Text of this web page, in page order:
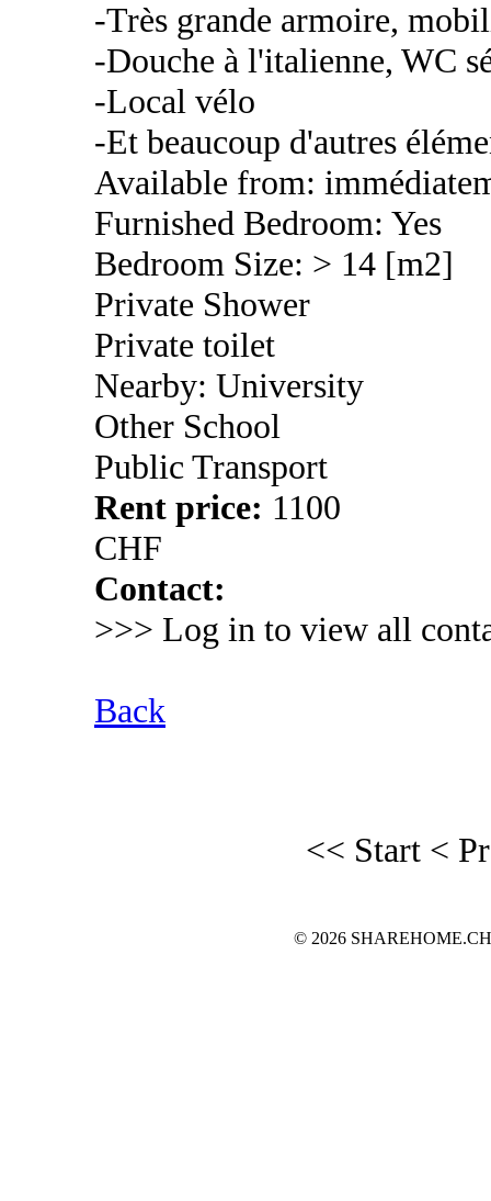
-Très grande armoire,
-Douche à l'italienne, WC
-Local vélo
-Et beaucoup d'autres
Available from:
Furnished Bedroom: Yes
Bedroom Size: > 14 [m2]
Private Shower
Private toilet
Nearby: University
Other School
Public Transport
Rent price: 1100
CHF
Contact:
>>> Log in to view all
Back
<< Start <
© 2026